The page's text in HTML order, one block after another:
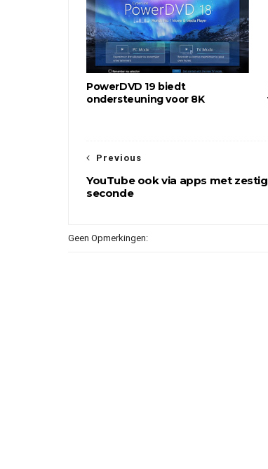
PowerDVD 19 biedt
ondersteuning voor 8K
Previous
YouTube ook via apps met
seconde
Geen Opmerkingen: